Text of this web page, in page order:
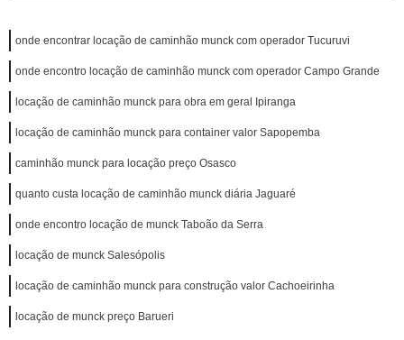
onde encontrar locação de caminhão munck com operador Tucuruvi
onde encontro locação de caminhão munck com operador Campo Grande
locação de caminhão munck para obra em geral Ipiranga
locação de caminhão munck para container valor Sapopemba
caminhão munck para locação preço Osasco
quanto custa locação de caminhão munck diária Jaguaré
onde encontro locação de munck Taboão da Serra
locação de munck Salesópolis
locação de caminhão munck para construção valor Cachoeirinha
locação de munck preço Barueri